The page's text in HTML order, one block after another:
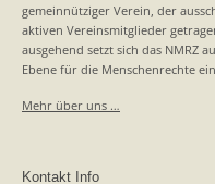
gemeinnütziger Verein, der
aktiven Vereinsmitglieder
ausgehend setzt sich das NMRZ
Ebene für die Menschenrechte
Mehr über uns …
Kontakt Info